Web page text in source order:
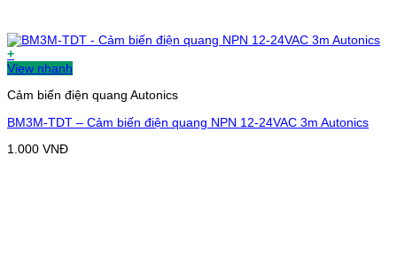
+
View nhanh
Cảm biến điện quang Autonics
BM3M-TDT – Cảm biến điện quang NPN 12-24VAC 3m Autonics
1.000 VNĐ